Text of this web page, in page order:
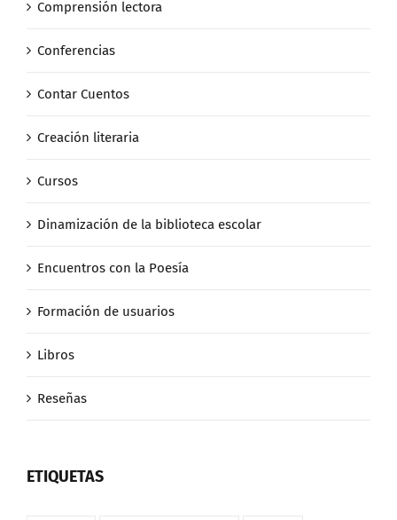
Comprensión lectora
Conferencias
Contar Cuentos
Creación literaria
Cursos
Dinamización de la biblioteca escolar
Encuentros con la Poesía
Formación de usuarios
Libros
Reseñas
ETIQUETAS